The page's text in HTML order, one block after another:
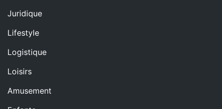
Juridique
Lifestyle
Logistique
Loisirs
Amusement